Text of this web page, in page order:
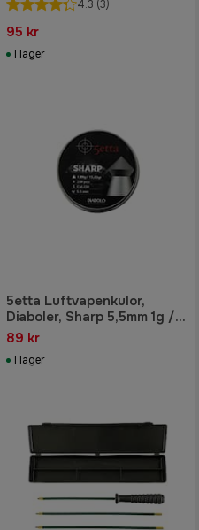
4.3 (3)
95 kr
I lager
5etta Luftvapenkulor,
Diaboler, Sharp 5,5mm 1g /
15,43gr 250pcs
89 kr
I lager